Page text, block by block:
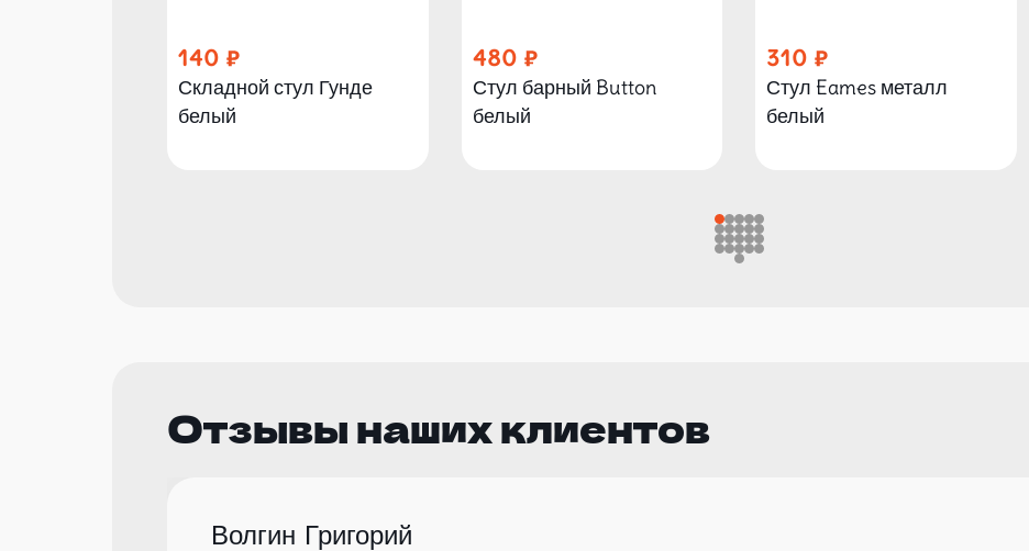
140
Складной стул Гунде
белый
480
Стул барный Button
белый
310
Стул Eames металл
белый
Отзывы наших клиентов
Волгин Григорий